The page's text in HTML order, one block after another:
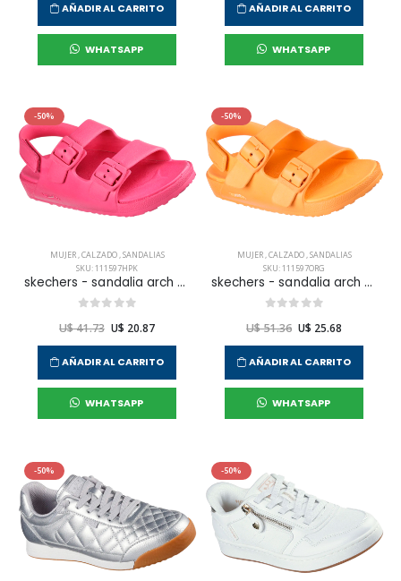
AÑADIR AL CARRITO
WHATSAPP
AÑADIR AL CARRITO
WHATSAPP
-50%
MUJER,CALZADO,SANDALIAS
SKU: 111597HPK
skechers - sandalia arch fit calibreeze 2.0 para mujer
U$ 41.73 U$ 20.87
AÑADIR AL CARRITO
WHATSAPP
-50%
MUJER,CALZADO,SANDALIAS
SKU: 111597ORG
skechers - sandalia arch fit calibreeze 2.0 para mujer
U$ 51.36 U$ 25.68
AÑADIR AL CARRITO
WHATSAPP
-50% -50%